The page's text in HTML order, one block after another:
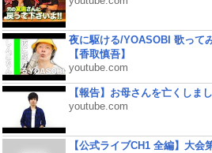
夜に駆ける/YOASOBI 歌って
【香取慎吾】
youtube.com
【報告】お母さんを亡くしまし
youtube.com
【公式ライブCH1 全編】大会